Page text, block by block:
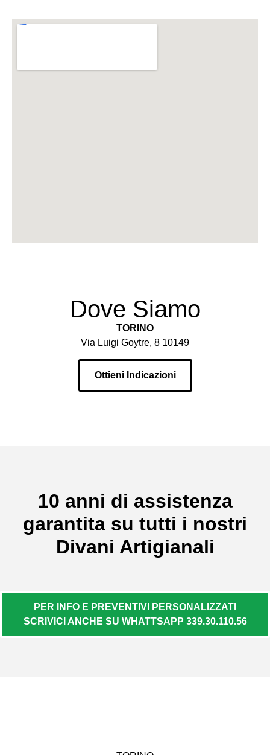
Dove Siamo
TORINO
Via Luigi Goytre, 8 10149
Ottieni Indicazioni
10 anni di assistenza
garantita su tutti i nostri
Divani Artigianali
PER INFO E PREVENTIVI PERSONALIZZATI
SCRIVICI ANCHE SU WHATTSAPP 339.30.110.56